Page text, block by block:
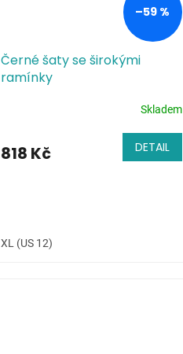
–59 %
Černé šaty se širokými
ramínky
Skladem
818 Kč DETAIL
XL (US 12)